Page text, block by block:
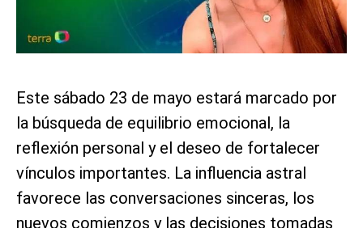
Este sábado 23 de mayo estará marcado por
la búsqueda de equilibrio emocional, la
reflexión personal y el deseo de fortalecer
vínculos importantes. La influencia astral
favorece las conversaciones sinceras, los
nuevos comienzos y las decisiones tomadas